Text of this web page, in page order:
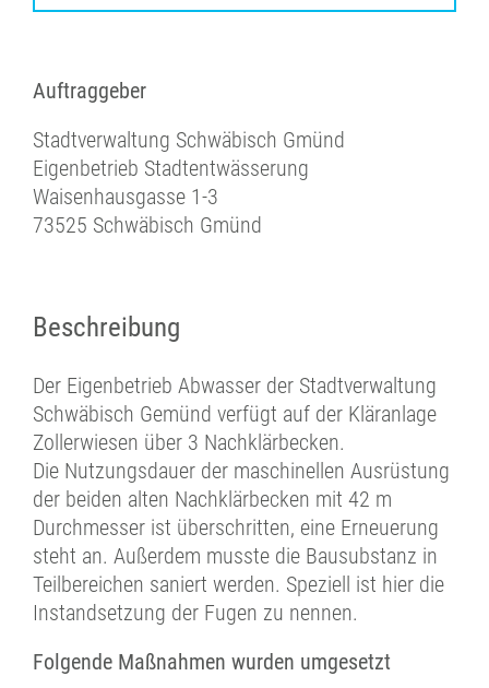
Auftraggeber
Stadtverwaltung Schwäbisch Gmünd
Eigenbetrieb Stadtentwässerung
Waisenhausgasse 1-3
73525 Schwäbisch Gmünd
Beschreibung
Der Eigenbetrieb Abwasser der Stadtverwaltung
Schwäbisch Gemünd verfügt auf der Kläranlage
Zollerwiesen über 3 Nachklärbecken.
Die Nutzungsdauer der maschinellen Ausrüstung
der beiden alten Nachklärbecken mit 42 m
Durchmesser ist überschritten, eine Erneuerung
steht an. Außerdem musste die Bausubstanz in
Teilbereichen saniert werden. Speziell ist hier die
Instandsetzung der Fugen zu nennen.
Folgende Maßnahmen wurden umgesetzt